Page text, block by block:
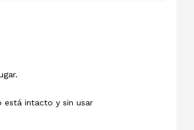
está intacto y sin usar